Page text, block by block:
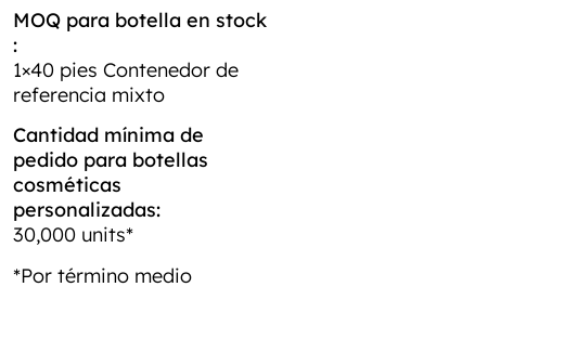
MOQ para botella en stock
:
1×40 pies Contenedor de
referencia mixto
Cantidad mínima de
pedido para botellas
cosméticas
personalizadas:
30,000 units*
*Por término medio